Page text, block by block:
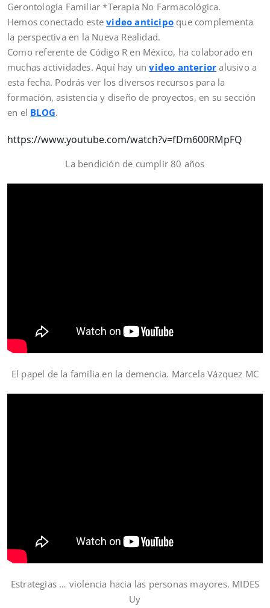
Gerontología Familiar *Terapia No Farmacológica.
Hemos conectado estevideo anticipo que complementa
la perspectiva en la Nueva Realidad.
Como referente de Código R en México, ha colaborado en
muchas actividades. Aquí hay unvideo anterior alusivo a
esta fecha. Podrás ver los diversos recursos para la
formación, asistencia y diseño de proyectos, en su sección
en el BLOG.
https://www.youtube.com/watch?v=fDm600RMpFQ
La bendición de cumplir 80 años
El papel de la familia en la demencia. Marcela Vázquez MC
Estrategias … violencia hacia las personas mayores. MIDES
Uy